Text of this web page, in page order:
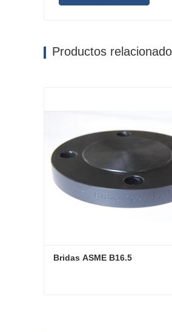
Productos
Bridas ASME B16.5